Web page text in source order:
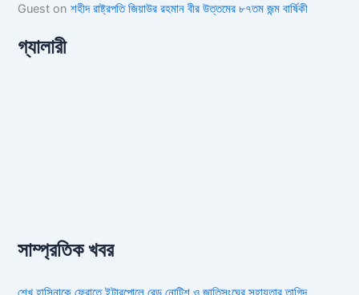
Guest onশহীদ রাষ্ট্রপতি জিয়াউর রহমান বীর উত্তমের ৮৭তম জন্ম বার্ষিকী
গ্যালারী
সাম্প্রতিক খবর